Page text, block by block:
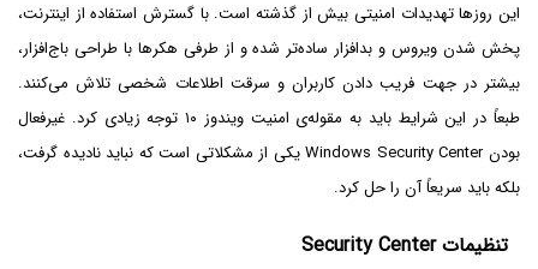
این روزها تهدیدات امنیتی بیش از گذشته است. با گسترش استفاده از اینترنت،
پخش شدن ویروس و بدافزار ساده‌تر شده و از طرفی هکرها با طراحی باج‌افزار،
بیشتر در جهت فریب دادن کاربران و سرقت اطلاعات شخصی تلاش می‌کنند.
طبعاً در این شرایط باید به مقوله‌ی امنیت ویندوز ۱۰ توجه زیادی کرد. غیرفعال
بودن Windows Security Center یکی از مشکلاتی است که نباید نادیده گرفت،
بلکه باید سریعاً آن را حل کرد.
تنظیمات Security Center